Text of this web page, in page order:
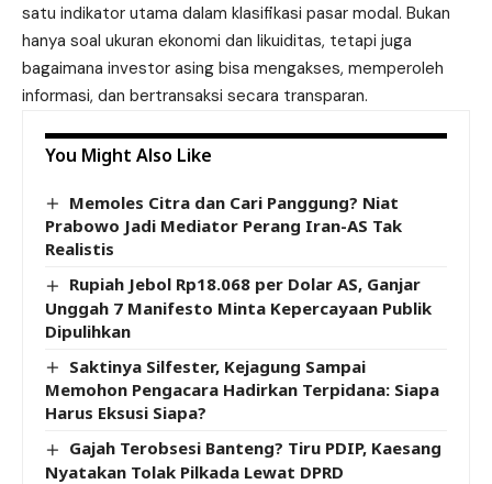
satu indikator utama dalam klasifikasi pasar modal. Bukan
hanya soal ukuran ekonomi dan likuiditas, tetapi juga
bagaimana investor asing bisa mengakses, memperoleh
informasi, dan bertransaksi secara transparan.
You Might Also Like
Memoles Citra dan Cari Panggung? Niat
Prabowo Jadi Mediator Perang Iran-AS Tak
Realistis
Rupiah Jebol Rp18.068 per Dolar AS, Ganjar
Unggah 7 Manifesto Minta Kepercayaan Publik
Dipulihkan
Saktinya Silfester, Kejagung Sampai
Memohon Pengacara Hadirkan Terpidana: Siapa
Harus Eksusi Siapa?
Gajah Terobsesi Banteng? Tiru PDIP, Kaesang
Nyatakan Tolak Pilkada Lewat DPRD